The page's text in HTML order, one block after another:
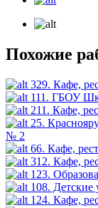
Похожие
329. Кафе,
111. ГБОУ
211. Кафе,
25.
№ 2
66. Кафе,
312. Кафе,
123.
108. Детские
124. Кафе,